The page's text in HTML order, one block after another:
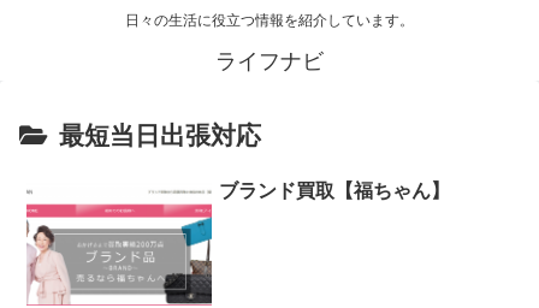
日々の生活に役立つ情報を紹介しています。
ライフナビ
最短当日出張対応
ブランド買取【福ちゃん】